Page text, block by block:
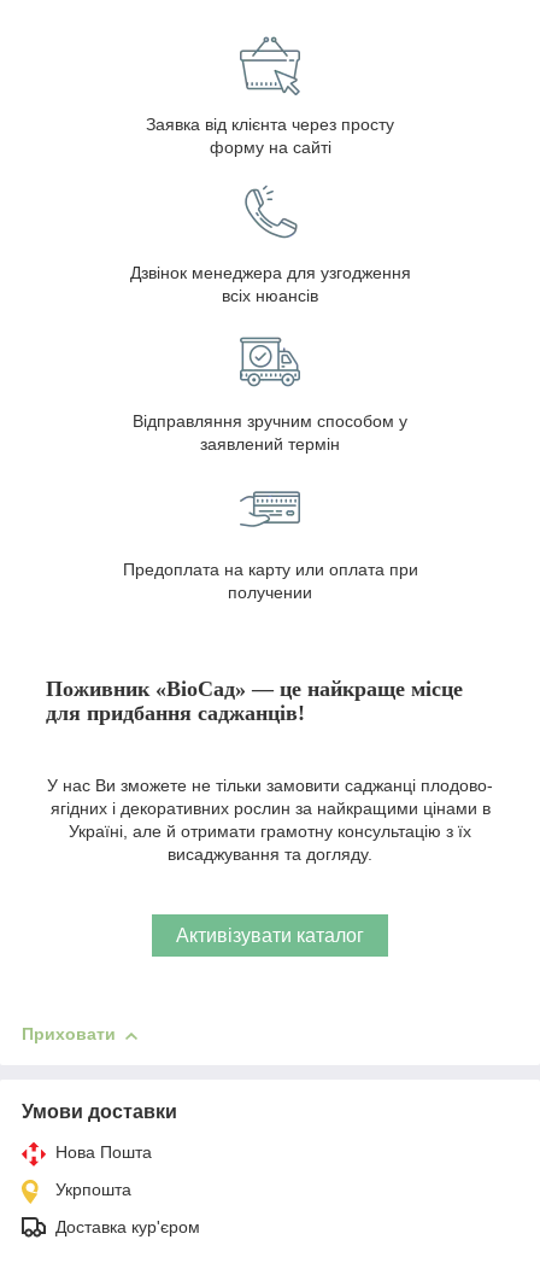
Заявка від клієнта через просту
форму на сайті
Дзвінок менеджера для узгодження
всіх нюансів
Відправляння зручним способом у
заявлений термін
Предоплата на карту или оплата при
получении
Поживник «BioСад» — це найкраще місце
для придбання саджанців!
У нас Ви зможете не тільки замовити саджанці плодово-
ягідних і декоративних рослин за найкращими цінами в
Україні, але й отримати грамотну консультацію з їх
висаджування та догляду.
Активізувати каталог
Приховати
Умови доставки
Нова Пошта
Укрпошта
Доставка кур'єром